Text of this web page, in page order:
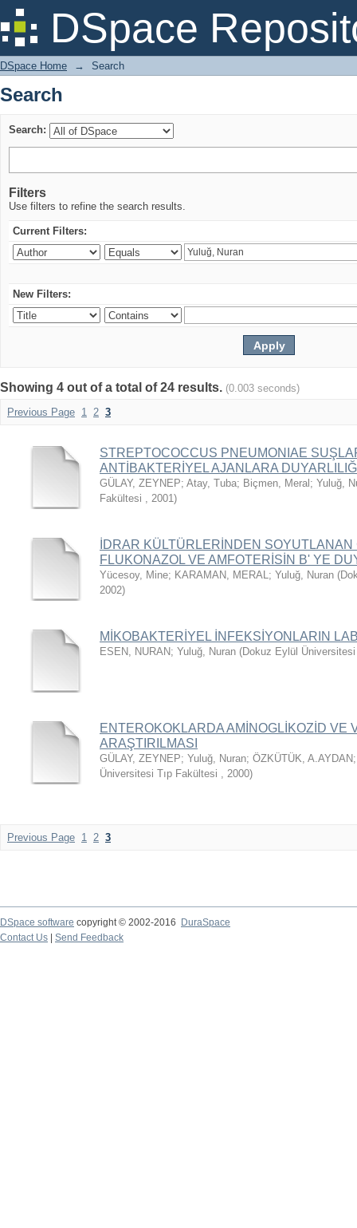
DSpace
Search
DSpace Home → Search
Search
Search:
Filters
Use filters to refine the search results.
Current Filters:
New Filters:
Showing 4 out of a total of 24 results. (0.003 seconds)
Previous Page 1 2 3
STREPTOCOCCUS PNEUMONIAE
ANTİBAKTERİYEL AJANLARA
GÜLAY, ZEYNEP; Atay, Tuba; Biçmen, Meral ; Yuluğ,
Fakültesi , 2001)
İDRAR KÜLTÜRLERİNDEN
FLUKONAZOL VE AMFOTERİSİN B' YE
Yücesoy, Mine; KARAMAN, MERAL; Yuluğ, Nuran (
2002)
MİKOBAKTERİYEL İNFEKSİYONLARIN
ESEN, NURAN; Yuluğ, Nuran (Dokuz Eylül
ENTEROKOKLARDA AMİNOGLİKOZİD VE
ARAŞTIRILMASI
GÜLAY, ZEYNEP; Yuluğ, Nuran; ÖZKÜTÜK, A.AYDAN
Üniversitesi Tıp Fakültesi , 2000)
Previous Page 1 2 3
DSpace software copyright © 2002-2016
DuraSpace
Contact Us
Send Feedback